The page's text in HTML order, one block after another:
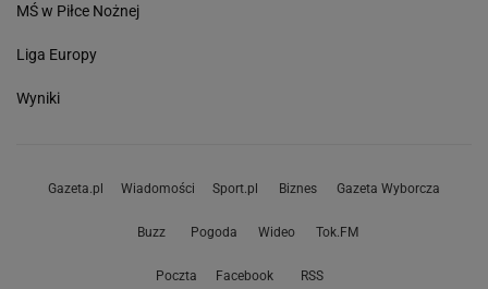
MŚ w Piłce Nożnej
Liga Europy
Wyniki
Gazeta.pl Wiadomości Sport.pl Biznes Gazeta Wyborcza
Buzz Pogoda Wideo Tok.FM
Poczta Facebook RSS